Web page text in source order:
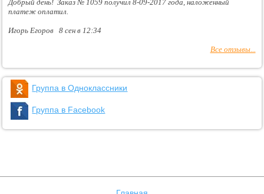
Добрый день! Заказ № 1059 получил 8-09-2017 года, наложенный
платеж оплатил.
Игорь Егоров 8 сен в 12:34
Все отзывы...
Группа в Одноклассники
Группа в Facebook